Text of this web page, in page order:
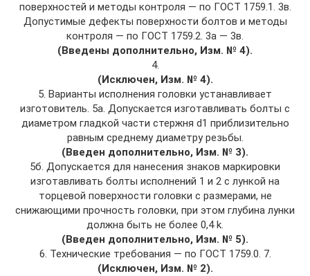
поверхностей и методы контроля — по ГОСТ 1759.1. 3в.
Допустимые дефекты поверхности болтов и методы
контроля — по ГОСТ 1759.2. 3а — 3в.
(Введены дополнительно, Изм. № 4).
4.
(Исключен, Изм. № 4).
5. Варианты исполнения головки устанавливает
изготовитель. 5а. Допускается изготавливать болты с
диаметром гладкой части стерж­ня d1 приблизительно
равным среднему диаметру резьбы.
(Введен дополнительно, Изм. № 3).
5б. Допускается для нанесения знаков маркировки
изготавливать болты исполнений 1 и 2 с лункой на
торцевой поверхности головки с размерами, не
снижающими прочность головки, при этом глубина лунки
должна быть не более 0,4 k.
(Введен дополнительно, Изм. № 5).
6. Технические требования — по ГОСТ 1759.0. 7.
(Исключен, Изм. № 2).